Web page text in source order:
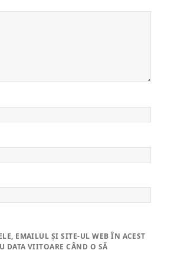
EMAILUL ȘI SITE-UL WEB ÎN ACEST
DATA VIITOARE CÂND O SĂ